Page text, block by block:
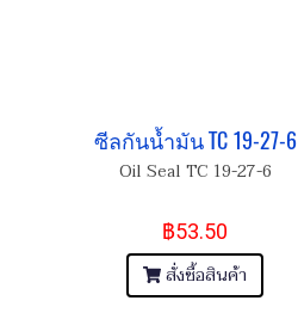
ซีลกันน้ำมัน TC 19-27-6
Oil Seal TC 19-27-6
฿53.50
สั่งซื้อสินค้า